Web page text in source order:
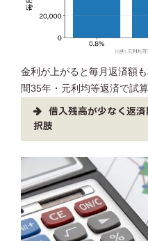
金利が上がると毎月返済額
間35年・元利均等返済で試
借入残高が少なく返
択肢